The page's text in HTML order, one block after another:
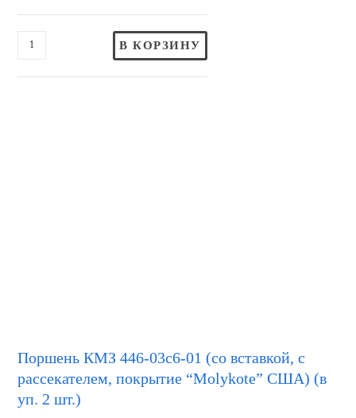
В КОРЗИНУ
Поршень КМЗ 446-03с6-01 (со вставкой, с
рассекателем, покрытие “Molykote” США) (в
уп. 2 шт.)